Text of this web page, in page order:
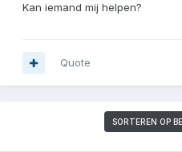
Kan iemand mij helpen?
Quote
SORTEREN OP